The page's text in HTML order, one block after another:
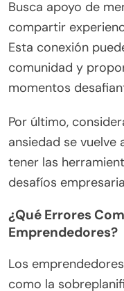
Busca apoyo de
compartir
Esta conexión
comunidad y
momentos
Por último,
ansiedad se vuelve
tener las
desafíos
¿Qué Errores
Emprendedores?
Los
como la